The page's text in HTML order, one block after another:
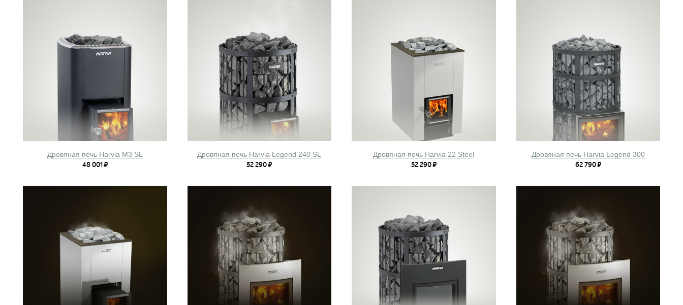
Дровяная печь Harvia M3 SL
48 001₽
Дровяная печь Harvia Legend 240 SL
52 290₽
Дровяная печь Harvia 22 Steel
52 290₽
Дровяная печь Harvia Legend 300
62 790₽